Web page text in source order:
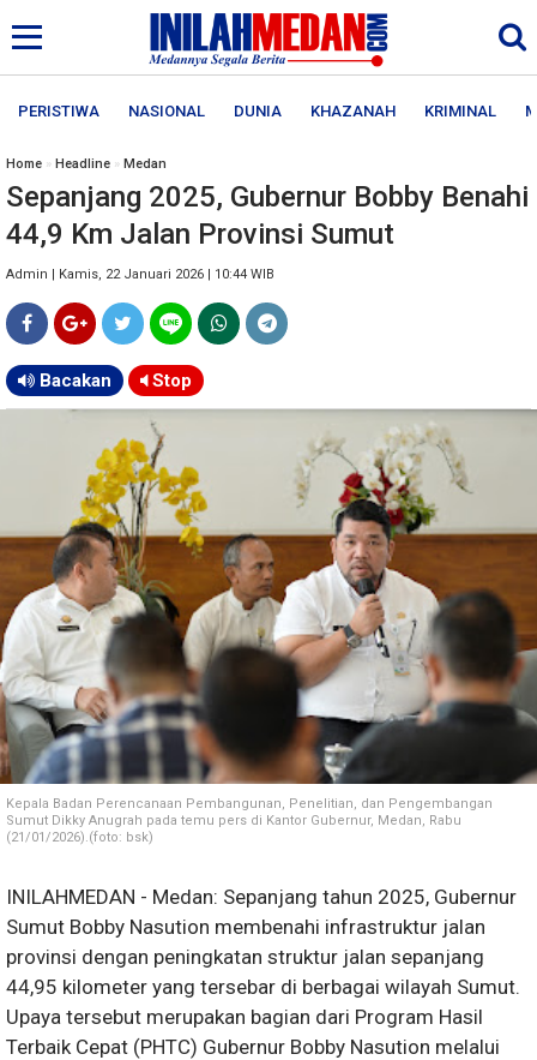
PERISTIWA NASIONAL DUNIA KHAZANAH KRIMINAL
Home » Headline » Medan
Sepanjang 2025, Gubernur Bobby Benahi
44,9 Km Jalan Provinsi Sumut
Admin | Kamis, 22 Januari 2026 | 10:44 WIB
Bacakan Stop
Kepala Badan Perencanaan Pembangunan, Penelitian, dan Pengembangan
Sumut Dikky Anugrah pada temu pers di Kantor Gubernur, Medan, Rabu
(21/01/2026).(foto: bsk)
INILAHMEDAN - Medan: Sepanjang tahun 2025, Gubernur
Sumut Bobby Nasution membenahi infrastruktur jalan
provinsi dengan peningkatan struktur jalan sepanjang
44,95 kilometer yang tersebar di berbagai wilayah Sumut.
Upaya tersebut merupakan bagian dari Program Hasil
Terbaik Cepat (PHTC) Gubernur Bobby Nasution melalui